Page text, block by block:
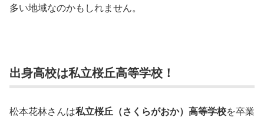
多い地域なのかもしれません。
出身高校は私立桜丘高等学校！
松本花林さんは私立桜丘（さくらがおか）高等学校を卒業